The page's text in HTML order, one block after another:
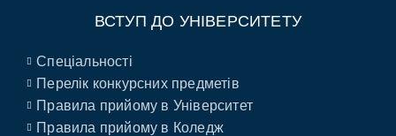
ВСТУП ДО УНІВЕРСИТЕТУ
Спеціальності
Перелік конкурсних предметів
Правила прийому в Університет
Правила прийому в Коледж